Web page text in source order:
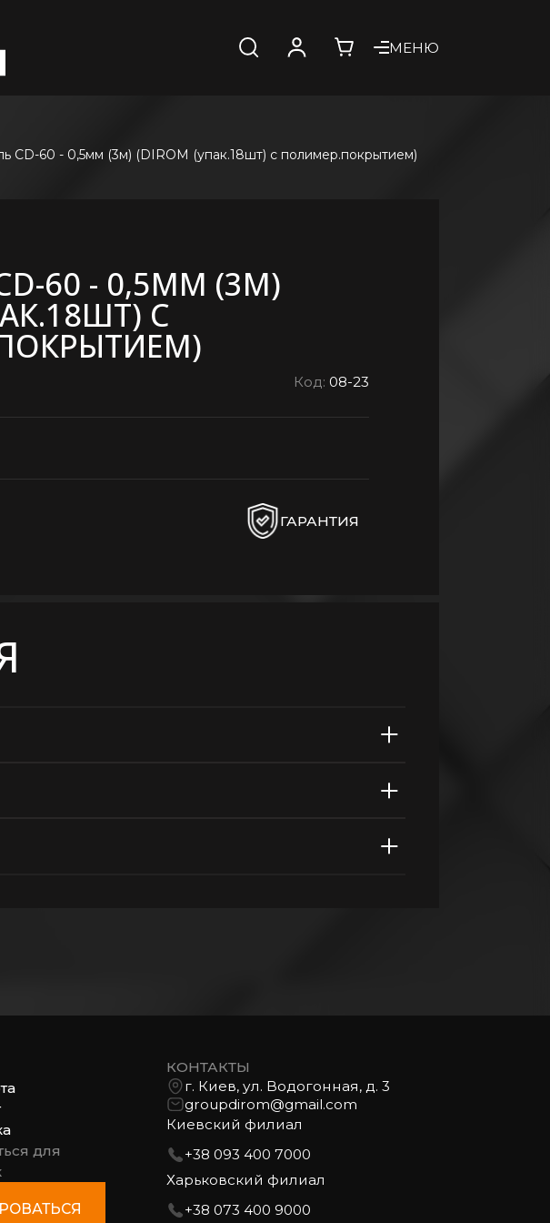
МЕНЮ
CD-60 - 0,5мм (3м) (DIROM (упак.18шт) с полимер.покрытием)
60 - 0,5ММ (3М)
С
Код:08-23
ГАРАНТИЯ
для
КОНТАКТЫ
г. Киев, ул. Водогонная, д. 3
groupdirom@gmail.com
Киевский филиал
+38 093 400 7000
Харьковский филиал
+38 073 400 9000